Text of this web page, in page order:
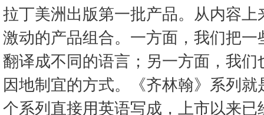
拉丁美洲出版第一批产品。从内容
激动的产品组合。一方面，我们把
翻译成不同的语言；另一方面，我
因地制宜的方式。《齐林翰》系列
个系列直接用英语写成，上市以来